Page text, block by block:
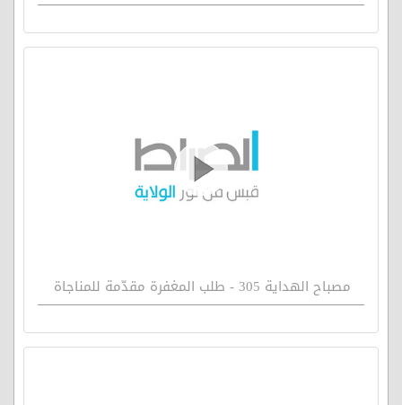
مصباح الهداية 305 - طلب المغفرة مقدّمة للمناجاة